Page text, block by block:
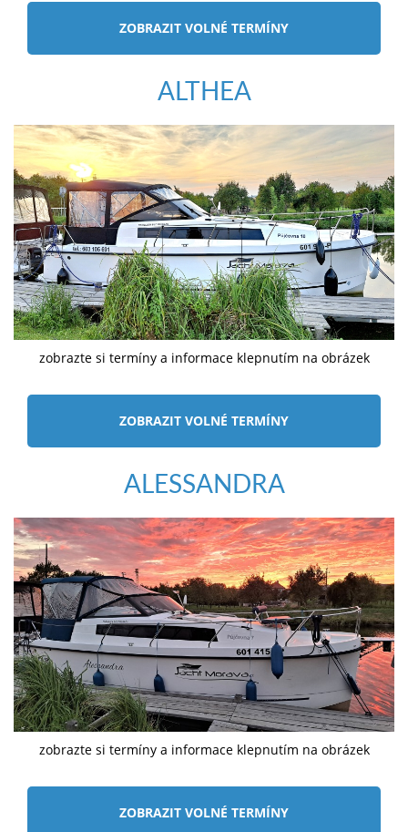
ZOBRAZIT VOLNÉ TERMÍNY
ALTHEA
zobrazte si termíny a informace klepnutím na obrázek
ZOBRAZIT VOLNÉ TERMÍNY
ALESSANDRA
zobrazte si termíny a informace klepnutím na obrázek
ZOBRAZIT VOLNÉ TERMÍNY